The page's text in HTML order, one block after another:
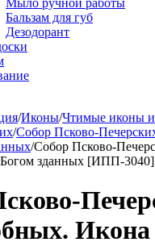
Мыло ручной работы
Бальзам для губ
Дезодорант
/Иконы/Чтимые иконы
/Собор Псково-
/Собор Псково-
зданных [ИПП-3040]
Икона